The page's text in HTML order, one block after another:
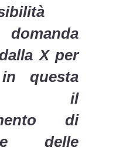
X per
questa
il
di
delle